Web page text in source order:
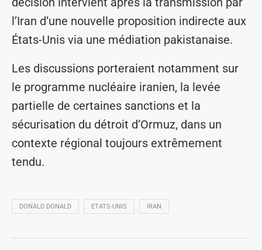
l’Iran d’une nouvelle proposition indirecte aux
États-Unis via une médiation pakistanaise.
Les discussions porteraient notamment sur
le programme nucléaire iranien, la levée
partielle de certaines sanctions et la
sécurisation du détroit d’Ormuz, dans un
contexte régional toujours extrêmement
tendu.
DONALD DONALD ETATS-UNIS IRAN